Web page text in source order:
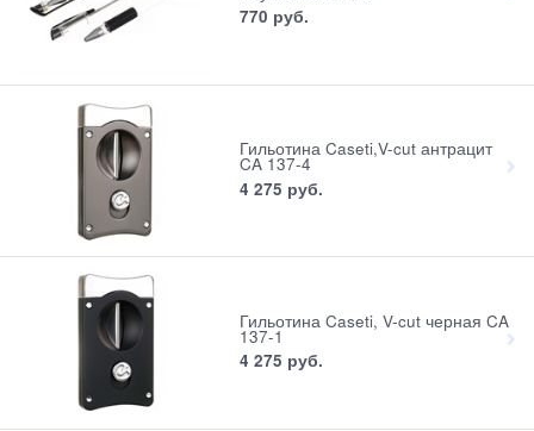
770 руб.
Гильотина Caseti,V-cut антрацит
CA 137-4
4 275 руб.
Гильотина Caseti, V-cut черная CA
137-1
4 275 руб.